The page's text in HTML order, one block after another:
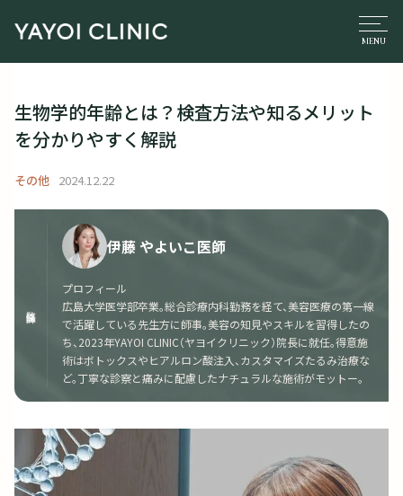
生物学的年齢とは？検査方法や知るメリット
を分かりやすく解説
その他 2024.12.22
伊藤 やよいこ医師
プロフィール
広島大学医学部卒業。総合診療内科勤務を経て、美容医療の第一線
で活躍している先生方に師事。美容の知見やスキルを習得したの
ち、2023年YAYOI CLINIC（ヤヨイクリニック）院長に就任。得意施
術はボトックスやヒアルロン酸注入、カスタマイズたるみ治療な
ど。丁寧な診察と痛みに配慮したナチュラルな施術がモットー。